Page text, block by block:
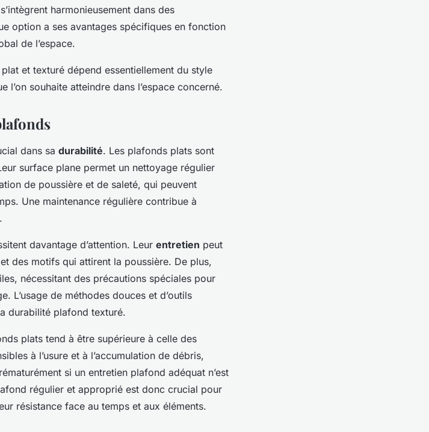
harmonieusement dans des
option a ses avantages spécifiques en fonction
de l’espace.
et texturé dépend essentiellement du style
souhaite atteindre dans l’espace concerné.
dans sa durabilité. Les plafonds plats sont
surface plane permet un nettoyage régulier
de poussière et de saleté, qui peuvent
Une maintenance régulière contribue à
davantage d’attention. Leur entretien peut
des motifs qui attirent la poussière. De plus,
nécessitant des précautions spéciales pour
L’usage de méthodes douces et d’outils
durabilité plafond texturé.
plats tend à être supérieure à celle des
à l’usure et à l’accumulation de débris,
si un entretien plafond adéquat n’est
régulier et approprié est donc crucial pour
résistance face au temps et aux éléments.